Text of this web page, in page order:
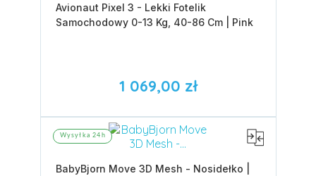
Avionaut Pixel 3 - Lekki Fotelik
Samochodowy 0-13 Kg, 40-86 Cm | Pink
1 069,00 zł
Wysyłka 24h
BabyBjorn Move 3D Mesh - Nosidełko |